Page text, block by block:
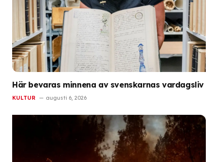
Här bevaras minnena av svenskarnas vardagsliv
KULTUR augusti 6, 2026